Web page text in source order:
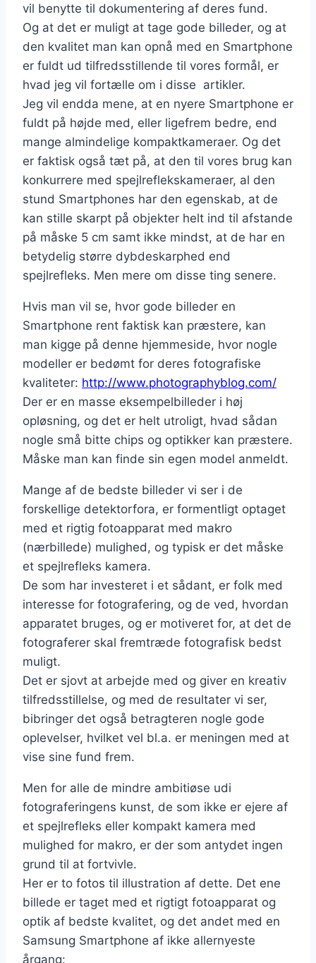
vil benytte til dokumentering af deres fund.
Og at det er muligt at tage gode billeder, og at
den kvalitet man kan opnå med en Smartphone
er fuldt ud tilfredsstillende til vores formål, er
hvad jeg vil fortælle om i disse artikler.
Jeg vil endda mene, at en nyere Smartphone er
fuldt på højde med, eller ligefrem bedre, end
mange almindelige kompaktkameraer. Og det
er faktisk også tæt på, at den til vores brug kan
konkurrere med spejlreflekskameraer, al den
stund Smartphones har den egenskab, at de
kan stille skarpt på objekter helt ind til afstande
på måske 5 cm samt ikke mindst, at de har en
betydelig større dybdeskarphed end
spejlrefleks. Men mere om disse ting senere.
Hvis man vil se, hvor gode billeder en
Smartphone rent faktisk kan præstere, kan
man kigge på denne hjemmeside, hvor nogle
modeller er bedømt for deres fotografiske
kvaliteter: http://www.photographyblog.com/
Der er en masse eksempelbilleder i høj
opløsning, og det er helt utroligt, hvad sådan
nogle små bitte chips og optikker kan præstere.
Måske man kan finde sin egen model anmeldt.
Mange af de bedste billeder vi ser i de
forskellige detektorfora, er formentligt optaget
med et rigtig fotoapparat med makro
(nærbillede) mulighed, og typisk er det måske
et spejlrefleks kamera.
De som har investeret i et sådant, er folk med
interesse for fotografering, og de ved, hvordan
apparatet bruges, og er motiveret for, at det de
fotograferer skal fremtræde fotografisk bedst
muligt.
Det er sjovt at arbejde med og giver en kreativ
tilfredsstillelse, og med de resultater vi ser,
bibringer det også betragteren nogle gode
oplevelser, hvilket vel bl.a. er meningen med at
vise sine fund frem.
Men for alle de mindre ambitiøse udi
fotograferingens kunst, de som ikke er ejere af
et spejlrefleks eller kompakt kamera med
mulighed for makro, er der som antydet ingen
grund til at fortvivle.
Her er to fotos til illustration af dette. Det ene
billede er taget med et rigtigt fotoapparat og
optik af bedste kvalitet, og det andet med en
Samsung Smartphone af ikke allernyeste
årgang: